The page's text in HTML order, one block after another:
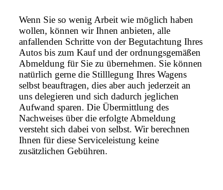
Wenn Sie so wenig Arbeit wie möglich haben
wollen, können wir Ihnen anbieten, alle
anfallenden Schritte von der Begutachtung Ihres
Autos bis zum Kauf und der ordnungsgemäßen
Abmeldung für Sie zu übernehmen. Sie können
natürlich gerne die Stilllegung Ihres Wagens
selbst beauftragen, dies aber auch jederzeit an
uns delegieren und sich dadurch jeglichen
Aufwand sparen. Die Übermittlung des
Nachweises über die erfolgte Abmeldung
versteht sich dabei von selbst. Wir berechnen
Ihnen für diese Serviceleistung keine
zusätzlichen Gebühren.